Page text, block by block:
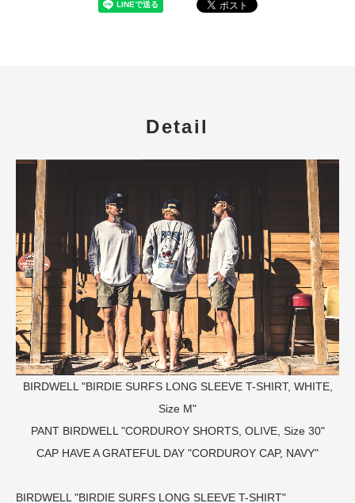
Detail
BIRDWELL "BIRDIE SURFS LONG SLEEVE T-SHIRT, WHITE,
Size M"
PANT BIRDWELL "CORDUROY SHORTS, OLIVE, Size 30"
CAP HAVE A GRATEFUL DAY "CORDUROY CAP, NAVY"
BIRDWELL "BIRDIE SURFS LONG SLEEVE T-SHIRT"